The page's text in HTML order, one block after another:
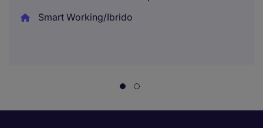
Smart Working/Ibrido